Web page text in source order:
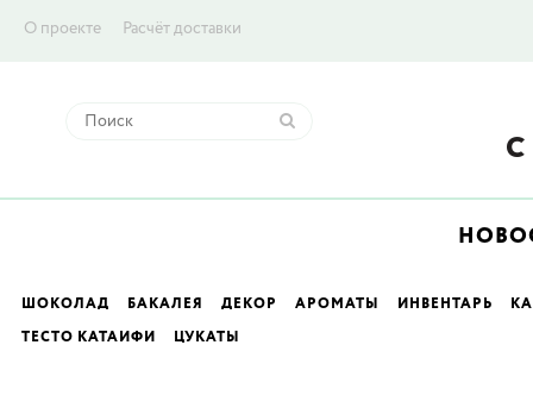
О проекте Расчёт доставки
ШОКОЛАД БАКАЛЕЯ ДЕКОР АРОМАТЫ ИНВЕНТАРЬ
ТЕСТО КАТАИФИ ЦУКАТЫ